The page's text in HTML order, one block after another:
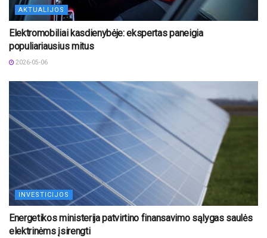
AKTUALIJOS
Elektromobiliai kasdienybėje: ekspertas paneigia
populiariausius mitus
2026-05-06
INVESTICIJOS
Energetikos ministerija patvirtino finansavimo sąlygas saulės
elektrinėms įsirengti